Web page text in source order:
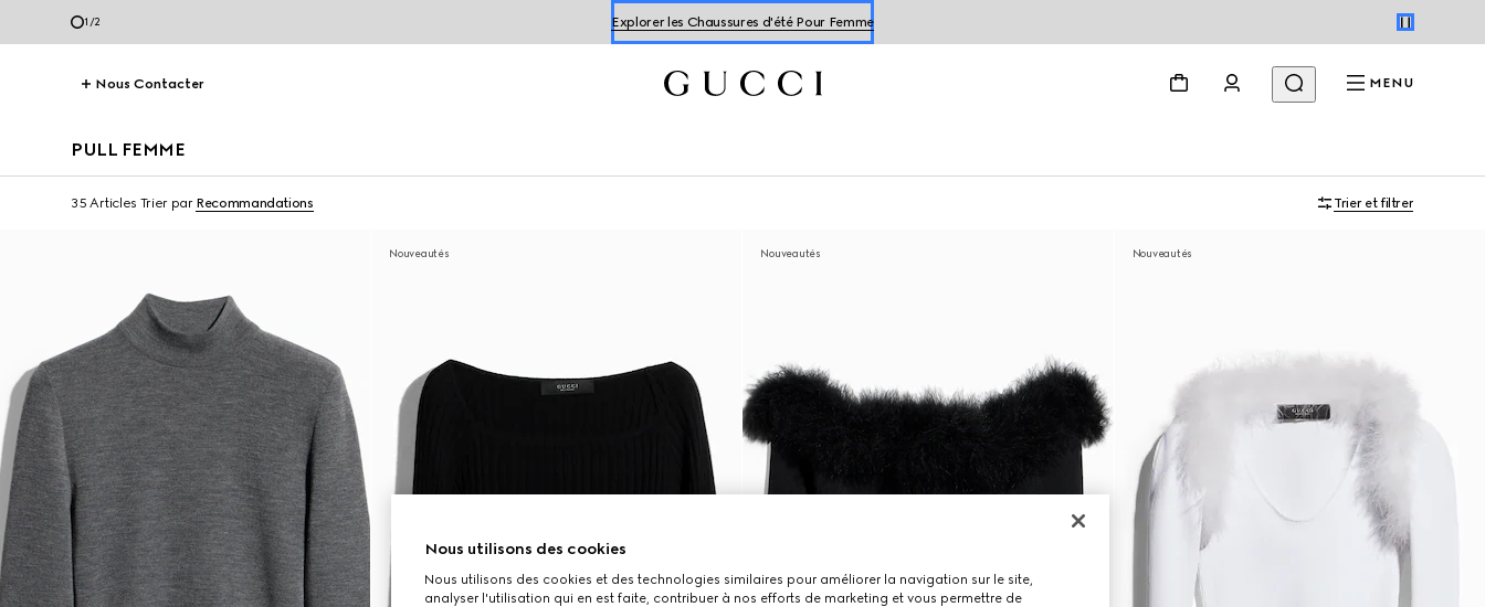
2 /2 Explore les Chaussures d'été Pour Homme
Explorer les Chaussures d'été Pour Femme
Nous Contacter
MENU
PULL FEMME
35 Articles Trier par Recommandations Trier et filtrer
Nouveautés Nouveautés Nouveautés
Nous utilisons des cookies
Nous utilisons des cookies et des technologies similaires pour améliorer la navigation sur le site,
analyser l'utilisation qui en est faite, contribuer à nos efforts de marketing et vous permettre de